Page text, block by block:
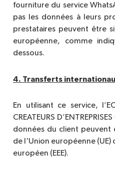
fourniture du service
pas les données à leurs
prestataires peuvent être
européenne, comme
dessous.
4. Transferts
En utilisant ce service,
CREATEURS
données du client peuvent
de l'Union européenne
européen (EEE).